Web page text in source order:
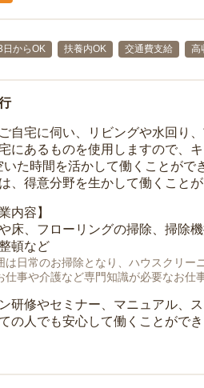
日からOK 扶養内OK 交通費支給 高
自宅に伺い、リビングや水回り
にあるものを使用しますので、
いた時間を活かして働くことが
、得意分野を生かして働くことが
内容】
床、フローリングの掃除、掃除
頓など
は日常のお掃除となり、ハウスクリー
仕事や介護など専門知識が必要なお仕
研修やセミナー、マニュアル、
の人でも安心して働くことがで